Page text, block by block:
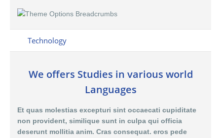
Technology
We offers Studies in various world
Languages
Et quas molestias excepturi sint occaecati cupiditate
non provident, similique sunt in culpa qui officia
deserunt mollitia anim. Cras consequat. eros pede